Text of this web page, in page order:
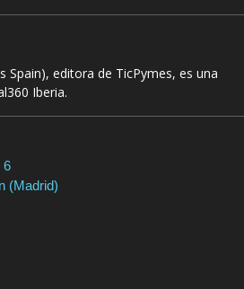
Spain), editora de TicPymes, es una
Iberia.
6
(Madrid)